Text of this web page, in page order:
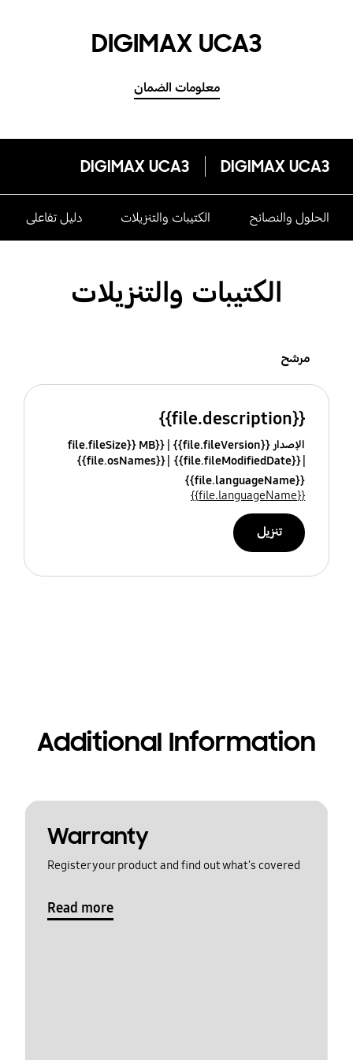
DIGIMAX UCA3
معلومات الضمان
DIGIMAX UCA3
DIGIMAX UCA3
الحلول والنصائح الكتيبات والتنزيلات دليل تفاعلى
الكتيبات والتنزيلات
مرشح
{{file.description}}
الإصدار {{file.fileVersion}}
{{file.fileSize}} MB
{{file.fileModifiedDate}}
{{file.osNames}}
{{file.languageName}}
{{file.languageName}}
تنزيل
Additional Information
Warranty
Register your product and find out what's covered
Read more